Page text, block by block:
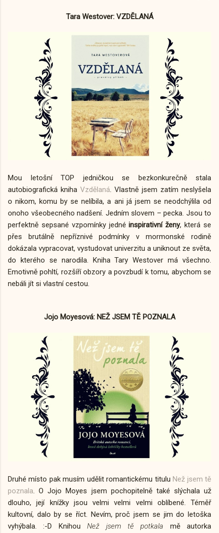
Tara Westover: VZDĚLANÁ
Mou letošní TOP jedničkou se bezkonkurečně stala
autobiografická kniha Vzdělaná. Vlastně jsem zatím neslyšela
o nikom, komu by se nelíbila, a ani já jsem se neodchýlila od
onoho všeobecného nadšení. Jedním slovem –⁠ pecka. Jsou to
perfektně sepsané vzpomínky jednéinspirativní ženy, která se
přes brutálně nepříznivé podmínky v mormonské rodině
dokázala vypracovat, vystudovat univerzitu a uniknout ze světa,
do kterého se narodila. Kniha Tary Westover má všechno.
Emotivně pohltí, rozšíří obzory a povzbudí k tomu, abychom se
nebáli jít si vlastní cestou.
Jojo Moyesová: NEŽ JSEM TĚ POZNALA
Druhé místo pak musím udělit romantickému tituluNež jsem tě
poznala. O Jojo Moyes jsem pochopitelně také slýchala už
dlouho, její knížky jsou velmi velmi velmi oblíbené. Téměř
kultovní, dalo by se říct. Nevím, proč jsem se jim do letoška
vyhýbala. :-D KnihouNež jsem tě potkala mě autorka